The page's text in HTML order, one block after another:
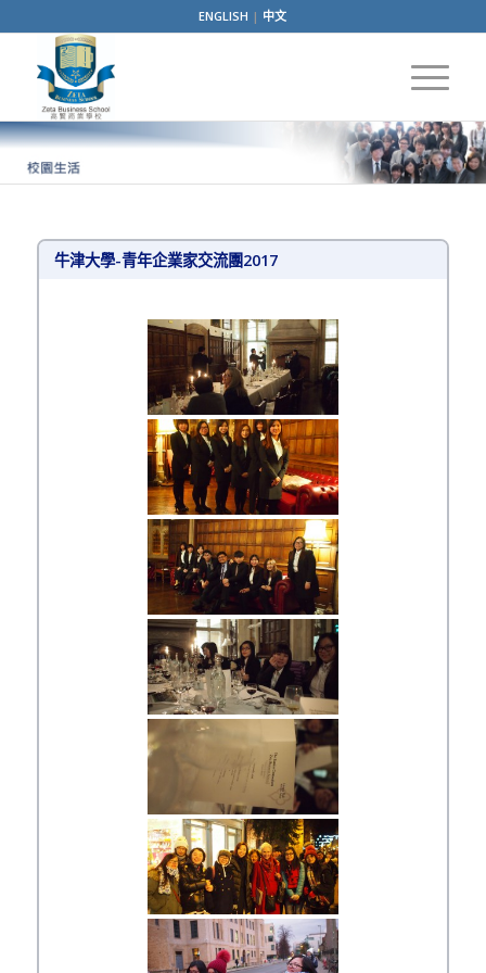
ENGLISH | 中文
牛津大學-青年企業家交流團2017